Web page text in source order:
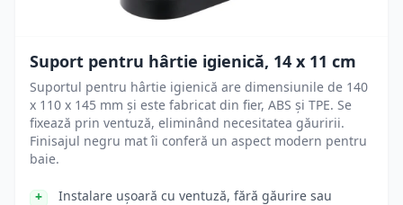
Suport pentru hârtie igienică, 14 x 11 cm
Suportul pentru hârtie igienică are dimensiunile de 140
x 110 x 145 mm și este fabricat din fier, ABS și TPE. Se
fixează prin ventuză, eliminând necesitatea găuririi.
Finisajul negru mat îi conferă un aspect modern pentru
baie.
Instalare ușoară cu ventuză, fără găurire sau